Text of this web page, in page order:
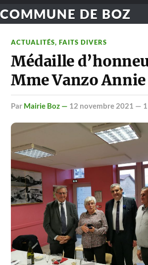
COMMUNE DE BOZ
ACTUALITÉS,FAITS DIVERS
Médaille
Mme Vanzo Annie
par Mairie Boz — 12 novembre 2021 — 1